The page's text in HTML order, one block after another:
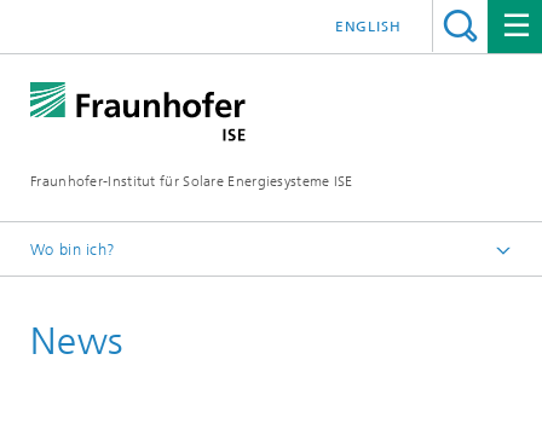
Fraunhofer-Institut für Solare Energiesysteme ISE
ENGLISH
Wo bin ich?
News